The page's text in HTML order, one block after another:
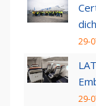
29-
29-